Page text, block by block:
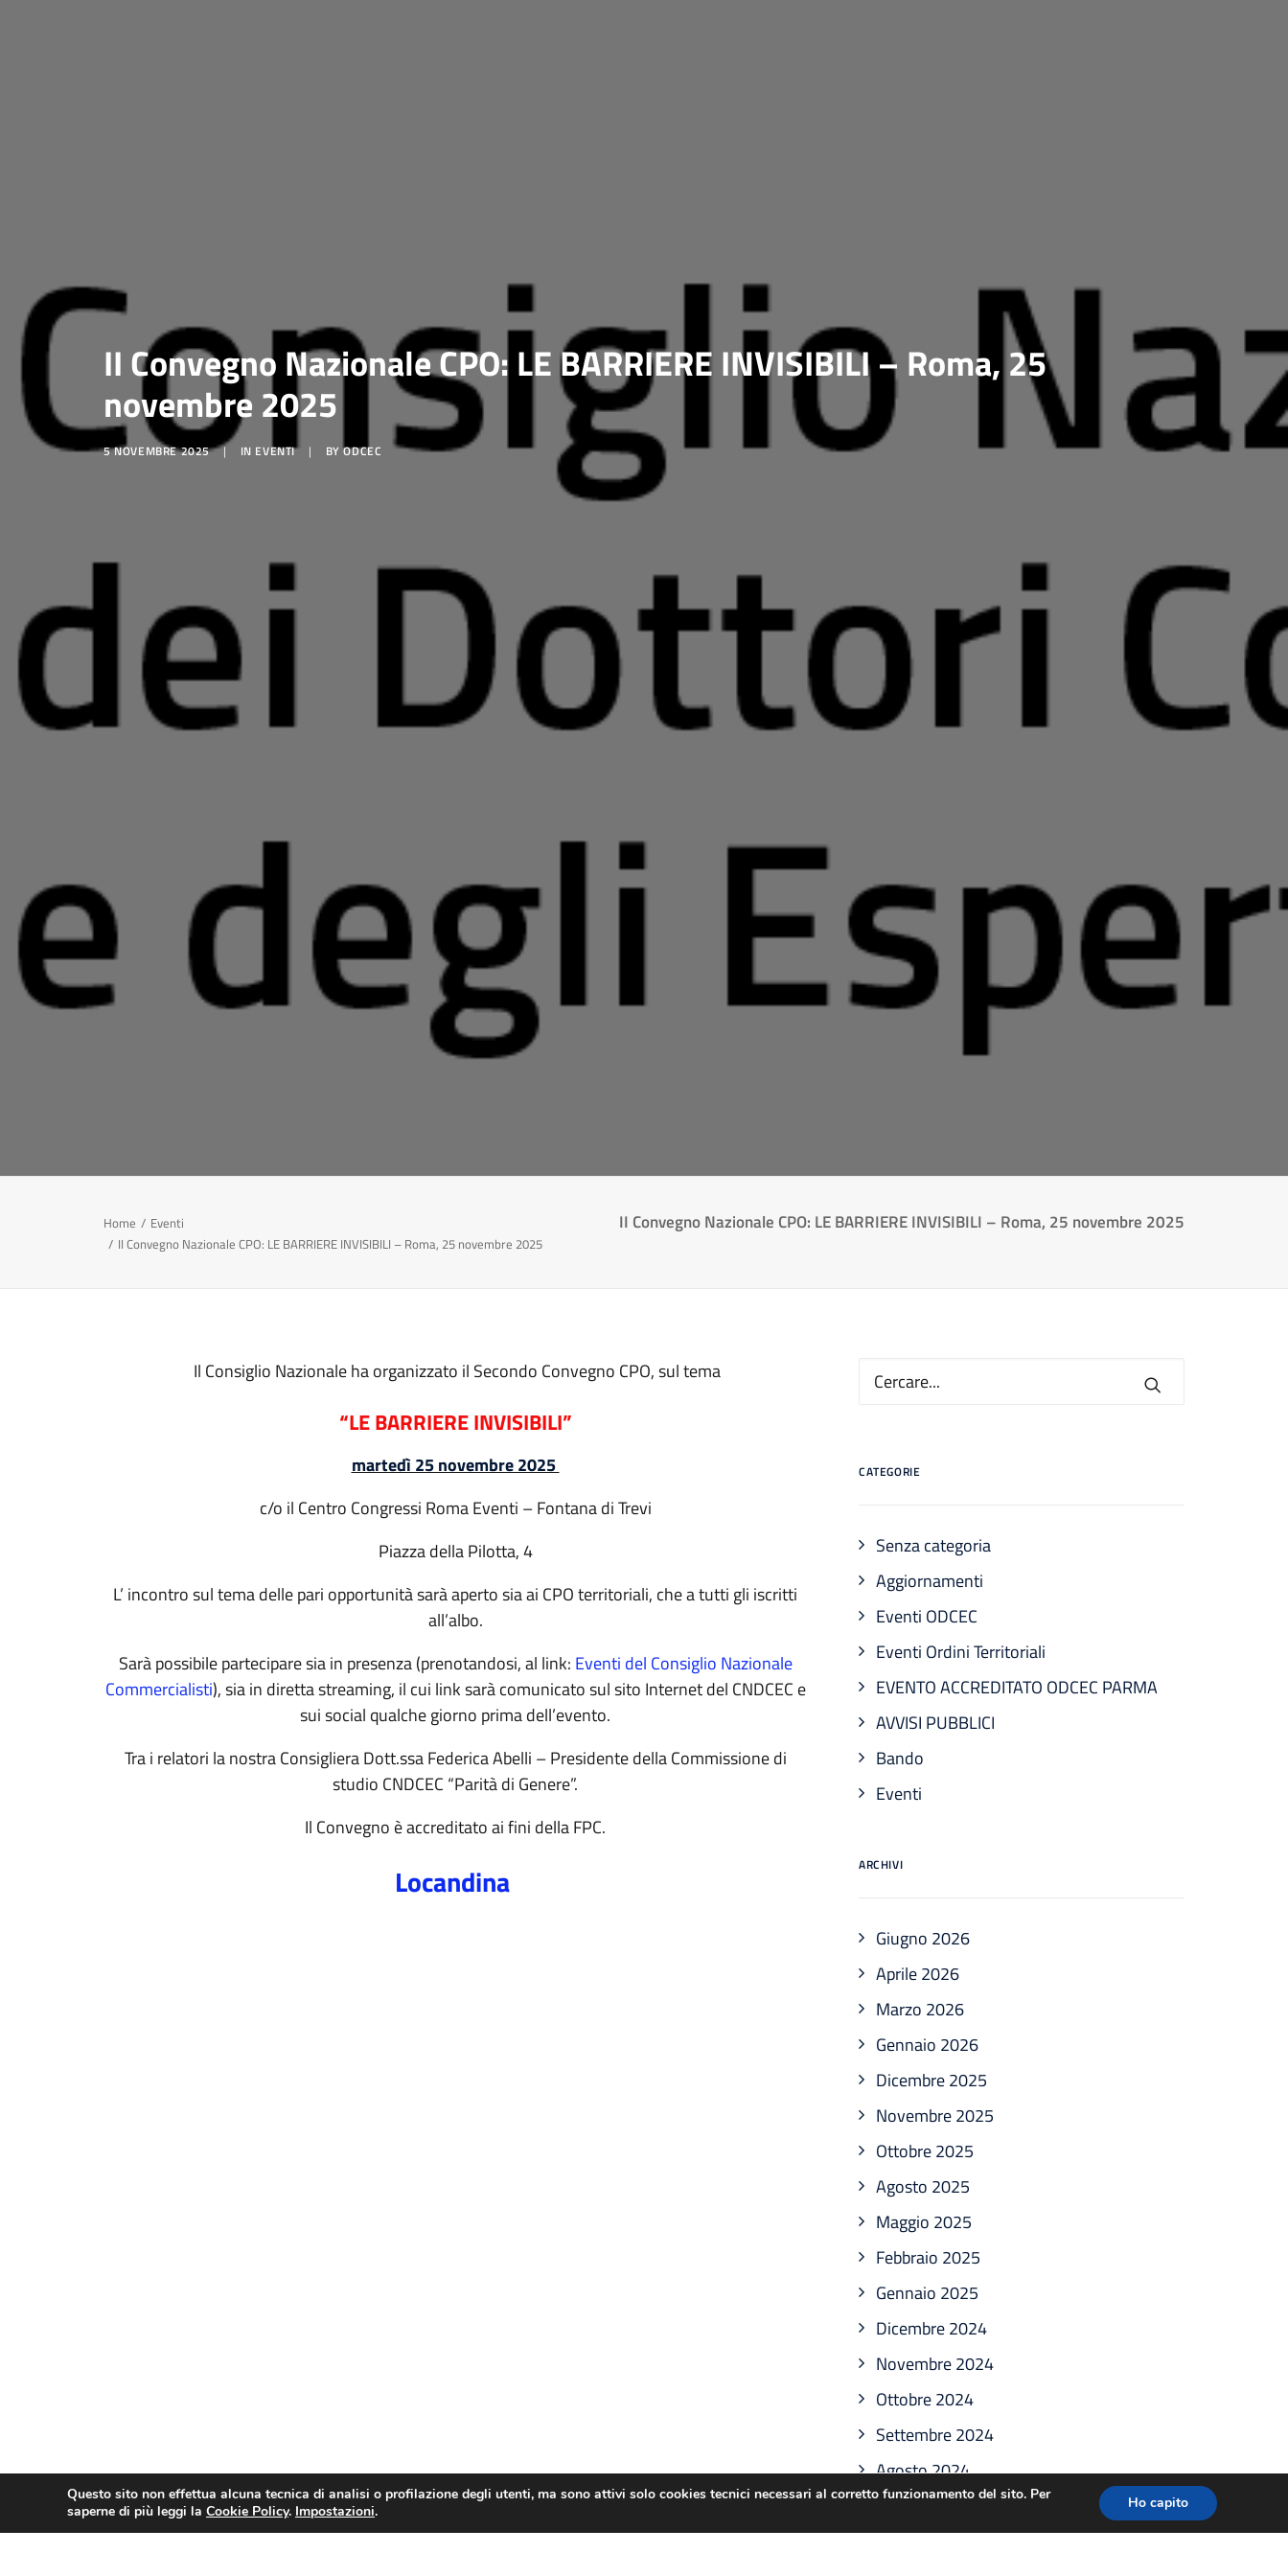
II Convegno Nazionale CPO: LE BARRIERE INVISIBILI – Roma, 25
novembre 2025
5 NOVEMBRE 2025 | IN EVENTI | BYODCEC
II Convegno Nazionale CPO: LE BARRIERE INVISIBILI – Roma, 25 novembre 2025
Home
Eventi
II Convegno Nazionale CPO: LE BARRIERE INVISIBILI – Roma, 25 novembre 2025
Il Consiglio Nazionale ha organizzato il Secondo Convegno CPO, sul tema
“LE BARRIERE INVISIBILI”
martedì 25 novembre 2025
c/o il Centro Congressi Roma Eventi – Fontana di Trevi
Piazza della Pilotta, 4
L’ incontro sul tema delle pari opportunità sarà aperto sia ai CPO territoriali, che a tutti gli iscritti
all’albo.
Sarà possibile partecipare sia in presenza (prenotandosi, al link: Eventi del Consiglio Nazionale
Commercialisti), sia in diretta streaming, il cui link sarà comunicato sul sito Internet del CNDCEC e
sui social qualche giorno prima dell’evento.
Tra i relatori la nostra Consigliera Dott.ssa Federica Abelli – Presidente della Commissione di
studio CNDCEC “Parità di Genere”.
Il Convegno è accreditato ai fini della FPC.
Locandina
CATEGORIE
Senza categoria
Aggiornamenti
Eventi ODCEC
Eventi Ordini Territoriali
EVENTO ACCREDITATO ODCEC PARMA
AVVISI PUBBLICI
Bando
Eventi
ARCHIVI
Giugno 2026
Aprile 2026
Marzo 2026
Gennaio 2026
Dicembre 2025
Novembre 2025
Ottobre 2025
Agosto 2025
Maggio 2025
Febbraio 2025
Gennaio 2025
Dicembre 2024
Novembre 2024
Ottobre 2024
Settembre 2024
Agosto 2024
Luglio 2024
Giugno 2024
Questo sito non effettua alcuna tecnica di analisi o profilazione degli utenti, ma sono attivi solo cookies tecnici necessari al corretto funzionamento del sito. Per
saperne di più leggi la Cookie Policy. Impostazioni. Ho capito